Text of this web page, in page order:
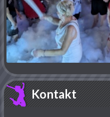
Kontakt